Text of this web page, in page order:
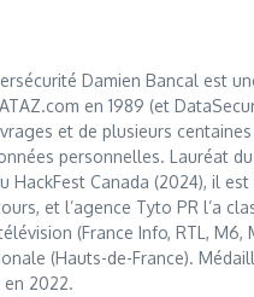
Damien Bancal est
en 1989 (et
et de plusieurs
personnelles. Lauréat
HackFest Canada (2024), il
et l’agence Tyto PR l’a
(France Info, RTL,
(Hauts-de-France).
2022.